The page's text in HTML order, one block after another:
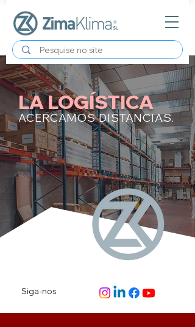
LA LOGÍSTICA
ACERCAMOS DISTANCIAS.
Siga-nos